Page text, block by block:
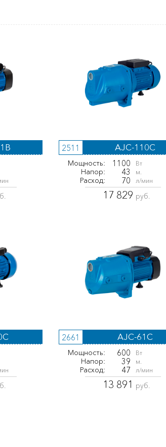
2511 AJC-110C
Мощность: 1100 Вт
Напор: 43 м.
Расход: 70 л/мин
17 829 руб.
2661 AJC-61C
Мощность: 600 Вт
Напор: 39 м.
Расход: 47 л/мин
13 891 руб.